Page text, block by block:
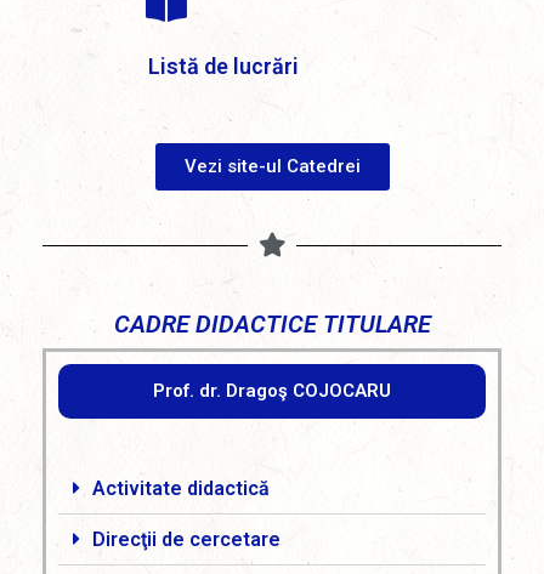
Listă de lucrări
Vezi site-ul Catedrei
CADRE DIDACTICE TITULARE
Prof. dr. Dragoş COJOCARU
Activitate didactică
Direcţii de cercetare